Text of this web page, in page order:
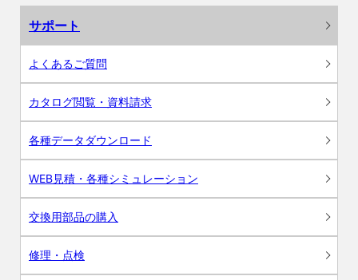
サポート
よくあるご質問
カタログ閲覧・資料請求
各種データダウンロード
WEB見積・各種シミュレーション
交換用部品の購入
修理・点検